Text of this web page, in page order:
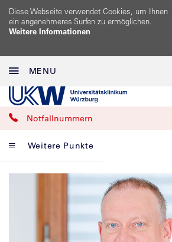
Diese Webseite verwendet Cookies, um Ihnen
ein angenehmeres Surfen zu ermöglichen.
Weitere Informationen
MENU
Notfallnummern
Weitere Punkte